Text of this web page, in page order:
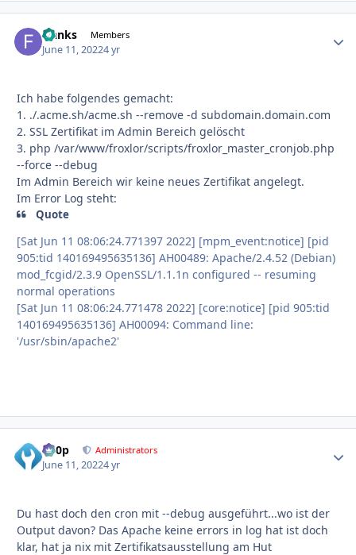
franks Members
June 11, 20224 yr
Ich habe folgendes gemacht:
1. ./.acme.sh/acme.sh --remove -d subdomain.domain.com
2. SSL Zertifikat im Admin Bereich gelöscht
3. php /var/www/froxlor/scripts/froxlor_master_cronjob.php
--force --debug
Im Admin Bereich wir keine neues Zertifikat angelegt.
Im Error Log steht:
Quote
[Sat Jun 11 08:06:24.771397 2022] [mpm_event:notice] [pid
905:tid 140169495635136] AH00489: Apache/2.4.52 (Debian)
mod_fcgid/2.3.9 OpenSSL/1.1.1n configured -- resuming
normal operations
[Sat Jun 11 08:06:24.771478 2022] [core:notice] [pid 905:tid
140169495635136] AH00094: Command line:
'/usr/sbin/apache2'
d00p Administrators
June 11, 20224 yr
Du hast doch den cron mit --debug ausgeführt...wo ist der
Output davon? Das Apache keine errors in log hat ist doch
klar, hat ja nix mit Zertifikatsausstellung am Hut